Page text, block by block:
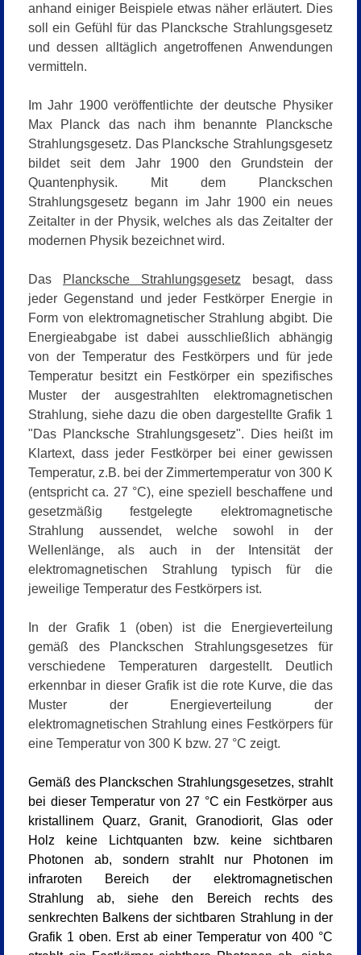
anhand einiger Beispiele etwas näher erläutert. Dies
soll ein Gefühl für das Plancksche Strahlungsgesetz
und dessen alltäglich angetroffenen Anwendungen
vermitteln.
Im Jahr 1900 veröffentlichte der deutsche Physiker
Max Planck das nach ihm benannte Plancksche
Strahlungsgesetz. Das Plancksche Strahlungsgesetz
bildet seit dem Jahr 1900 den Grundstein der
Quantenphysik. Mit dem Planckschen
Strahlungsgesetz begann im Jahr 1900 ein neues
Zeitalter in der Physik, welches als das Zeitalter der
modernen Physik bezeichnet wird.
Das Plancksche Strahlungsgesetz besagt, dass
jeder Gegenstand und jeder Festkörper Energie in
Form von elektromagnetischer Strahlung abgibt. Die
Energieabgabe ist dabei ausschließlich abhängig
von der Temperatur des Festkörpers und für jede
Temperatur besitzt ein Festkörper ein spezifisches
Muster der ausgestrahlten elektromagnetischen
Strahlung, siehe dazu die oben dargestellte Grafik 1
"Das Plancksche Strahlungsgesetz". Dies heißt im
Klartext, dass jeder Festkörper bei einer gewissen
Temperatur, z.B. bei der Zimmertemperatur von 300 K
(entspricht ca. 27 °C), eine speziell beschaffene und
gesetzmäßig festgelegte elektromagnetische
Strahlung aussendet, welche sowohl in der
Wellenlänge, als auch in der Intensität der
elektromagnetischen Strahlung typisch für die
jeweilige Temperatur des Festkörpers ist.
In der Grafik 1 (oben) ist die Energieverteilung
gemäß des Planckschen Strahlungsgesetzes für
verschiedene Temperaturen dargestellt. Deutlich
erkennbar in dieser Grafik ist die rote Kurve, die das
Muster der Energieverteilung der
elektromagnetischen Strahlung eines Festkörpers für
eine Temperatur von 300 K bzw. 27 °C zeigt.
Gemäß des Planckschen Strahlungsgesetzes, strahlt
bei dieser Temperatur von 27 °C ein Festkörper aus
kristallinem Quarz, Granit, Granodiorit, Glas oder
Holz keine Lichtquanten bzw. keine sichtbaren
Photonen ab, sondern strahlt nur Photonen im
infraroten Bereich der elektromagnetischen
Strahlung ab, siehe den Bereich rechts des
senkrechten Balkens der sichtbaren Strahlung in der
Grafik 1 oben. Erst ab einer Temperatur von 400 °C